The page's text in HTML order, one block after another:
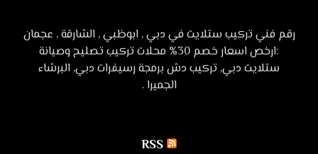
رقم فني تركيب ستلايت في دبي , ابوظبي , الشارقة , عجمان
:ارخص اسعار خصم 30% محلات تركيب تصليح وصيانة
ستلايت دبي, تركيب دش برمجة رسيفرات دبي, البرشاء
الجميرا .
RSS